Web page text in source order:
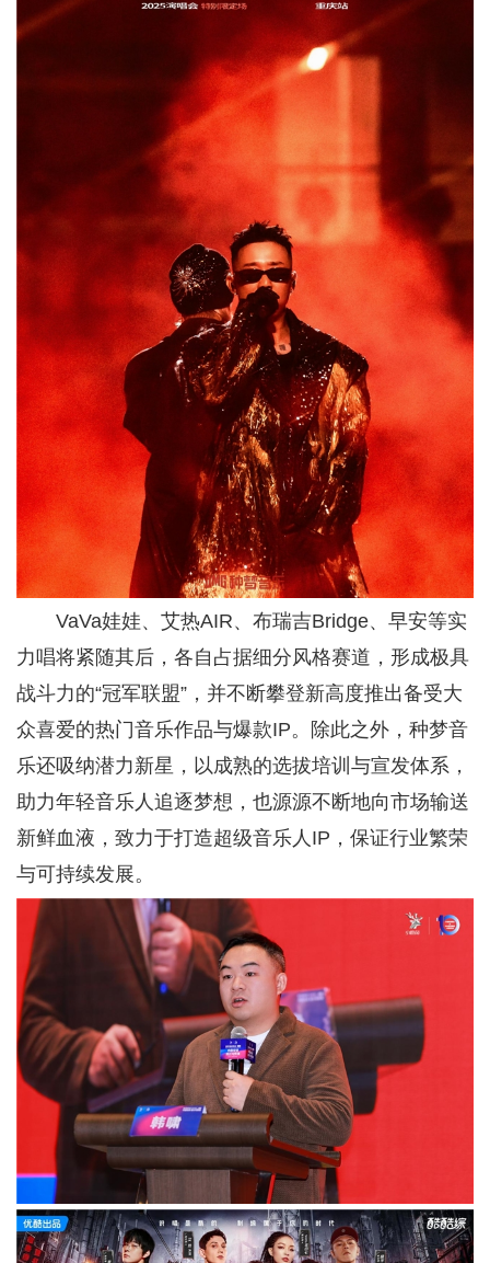
VaVa娃娃、艾热AIR、布瑞吉Bridge、早安等实
力唱将紧随其后，各自占据细分风格赛道，形成极具
战斗力的“冠军联盟”，并不断攀登新高度推出备受大
众喜爱的热门音乐作品与爆款IP。除此之外，种梦音
乐还吸纳潜力新星，以成熟的选拔培训与宣发体系，
助力年轻音乐人追逐梦想，也源源不断地向市场输送
新鲜血液，致力于打造超级音乐人IP，保证行业繁荣
与可持续发展。